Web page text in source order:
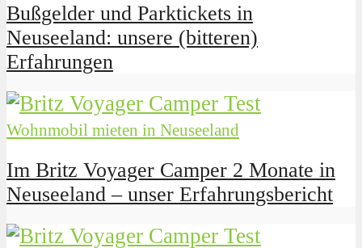
Bußgelder und Parktickets in
Neuseeland: unsere (bitteren)
Erfahrungen
Wohnmobil mieten in Neuseeland
Im Britz Voyager Camper 2 Monate in
Neuseeland – unser Erfahrungsbericht